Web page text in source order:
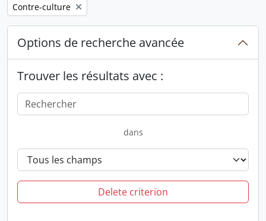
Remove filter:
Contre-culture
Options de recherche avancée
Trouver les résultats avec :
dans
Delete criterion